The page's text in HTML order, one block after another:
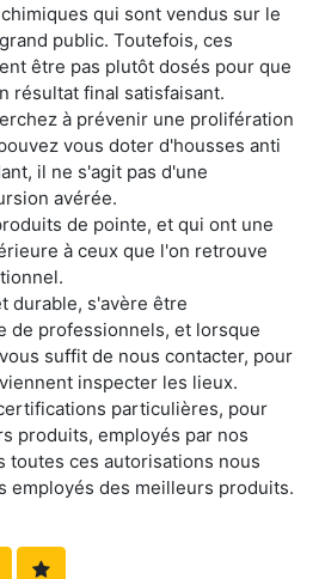
qui sont vendus sur le
public. Toutefois, ces
être pas plutôt dosés pour que
résultat final satisfaisant.
à prévenir une prolifération
vous doter d'housses anti
il ne s'agit pas d'une
avérée.
de pointe, et qui ont une
à ceux que l'on retrouve
durable, s'avère être
de professionnels, et lorsque
suffit de nous contacter, pour
inspecter les lieux.
particulières, pour
produits, employés par nos
toutes ces autorisations nous
employés des meilleurs produits.